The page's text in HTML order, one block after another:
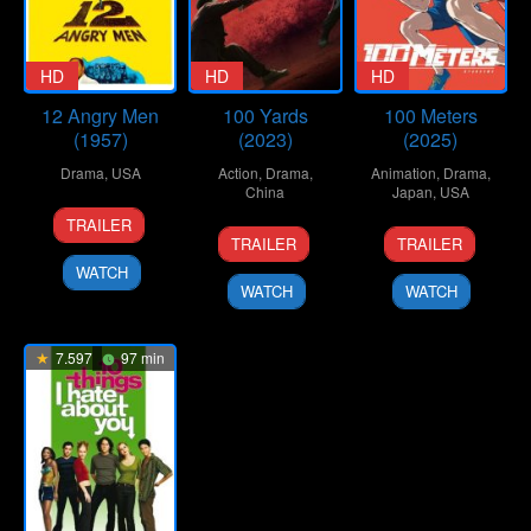
HD
12 Angry Men
(1957)
Drama, USA
10
Apr
1957
Don
Kranze
TRAILER
WATCH
HD
100 Yards
(2023)
Action, Drama,
China
20
Sep
2024
Xu
Junfeng
TRAILER
WATCH
HD
100 Meters
(2025)
Animation, Drama,
Japan, USA
19
Sep
2025
Kenji
Iwaisawa
TRAILER
WATCH
7.597 97 min